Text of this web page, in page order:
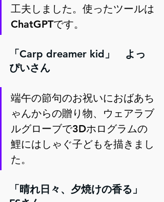
工夫しました。使ったツールは
ChatGPTです。
「Carp dreamer kid」　よっ
ぴいさん
端午の節句のお祝いにおばあち
ゃんからの贈り物、ウェアラブ
ルグローブで3Dホログラムの
鯉にはしゃぐ子どもを描きまし
た。
「晴れ日々、夕焼けの香る」